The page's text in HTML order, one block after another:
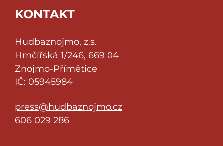
KONTAKT
Hudbaznojmo, z.s.
Hrnčířská 1/246, 669 04
Znojmo-Přímětice
IČ: 05945984
press@hudbaznojmo.cz
606 029 286